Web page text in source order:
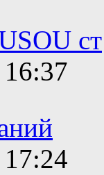
ст
16:37
17:24